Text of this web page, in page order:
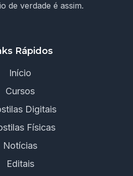
de verdade é assim.
Rápidos
Início
Cursos
Digitais
Físicas
Notícias
Editais